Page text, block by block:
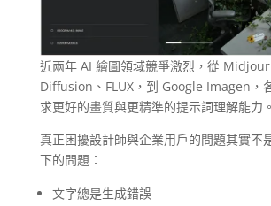
近兩年 AI 繪圖領域競爭激烈，從
Diffusion、FLUX，到 Google Imagen，
求更好的畫質與更精準的提示詞理解能力。
真正困擾設計師與企業用戶的問題其實不
下的問題：
文字總是生成錯誤